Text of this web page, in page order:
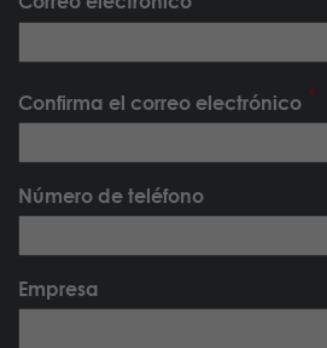
Confirma el correo electrónico
Número de teléfono
Empresa